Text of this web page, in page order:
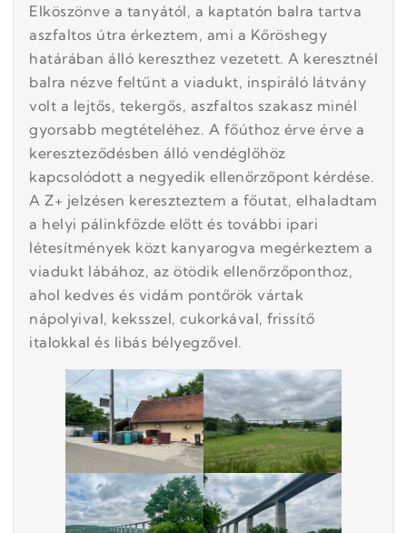
Elköszönve a tanyától, a kaptatón balra tartva
aszfaltos útra érkeztem, ami a Kőröshegy
határában álló kereszthez vezetett. A keresztnél
balra nézve feltűnt a viadukt, inspiráló látvány
volt a lejtős, tekergős, aszfaltos szakasz minél
gyorsabb megtételéhez. A főúthoz érve érve a
kereszteződésben álló vendéglőhöz
kapcsolódott a negyedik ellenőrzőpont kérdése.
A Z+ jelzésen kereszteztem a főutat, elhaladtam
a helyi pálinkfőzde előtt és további ipari
létesítmények közt kanyarogva megérkeztem a
viadukt lábához, az ötödik ellenőrzőponthoz,
ahol kedves és vidám pontőrök vártak
nápolyival, keksszel, cukorkával, frissítő
italokkal és libás bélyegzővel.